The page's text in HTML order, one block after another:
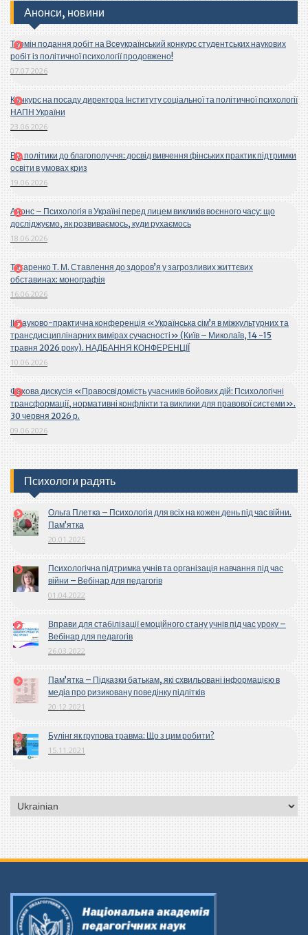
Анонси, новини
Термін подання робіт на Всеукраїнський конкурс студентських наукових
робіт із політичної психології продовжено!
07.07.2026
Конкурс на посаду директора Інституту соціальної та політичної психології
НАПН України
23.06.2026
Від політики до благополуччя: досвід вивчення фінських практик підтримки
освіти в умовах криз
19.06.2026
Анонс – Психологія в Україні перед лицем викликів воєнного часу: що
досліджуємо, як розвиваємось, куди рухаємось
18.06.2026
Титаренко Т. М. Ставлення до здоров’я у загрозливих життєвих
обставинах: монографія
16.06.2026
ІІ Науково-практична конференція «Українська сім’я в міжкультурних та
трансдисциплінарних вимірах сучасності» (Київ – Миколаїв, 14 -15
травня 2026 року). НАДБАННЯ КОНФЕРЕНЦІЇ
10.06.2026
Фахова дискусія «Правосвідомість учасників бойових дій: Психологічні
трансформації, нормативні конфлікти та виклики для правової системи».
30 червня 2026 р.
09.06.2026
Психологи радять
Ольга Плетка – Психологія для всіх на кожен день під час війни.
Пам’ятка
20.01.2025
Психологічна підтримка учнів та організація навчання під час
війни – Вебінар для педагогів
01.04.2022
Вправи для стабілізації емоційного стану учнів під час уроку –
Вебінар для педагогів
26.03.2022
Пам’ятка – Підказки батькам, які схвильовані інформацією в
медіа про ризиковану поведінку підлітків
20.12.2021
Булінг як групова травма: Що з цим робити?
15.11.2021
Вибрати
мову